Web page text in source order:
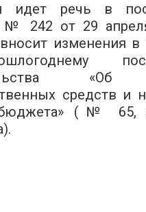
идет речь в
№ 242 от 29
изменения
«Об
средств и
бюджета» (№ 65,